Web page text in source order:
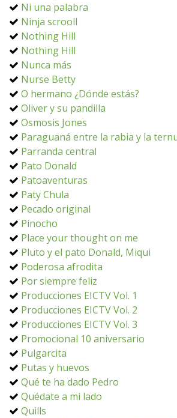
Ni una palabra
Ninja scrooll
Nothing Hill
Nothing Hill
Nunca más
Nurse Betty
O hermano ¿Dónde estás?
Oliver y su pandilla
Osmosis Jones
Paraguaná entre la rabia y la
Parranda central
Pato Donald
Patoaventuras
Paty Chula
Pecado original
Pinocho
Place your thought on me
Pluto y el pato Donald, Miqui
Poderosa afrodita
Por siempre feliz
Producciones EICTV Vol. 1
Producciones EICTV Vol. 2
Producciones EICTV Vol. 3
Promocional 10 aniversario
Pulgarcita
Putas y huevos
Qué te ha dado Pedro
Quédate a mi lado
Quills